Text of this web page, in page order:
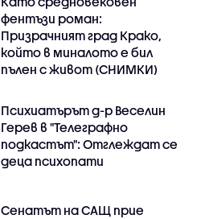
фентъзи роман:
Призрачният град Крако,
който в миналото е бил
пълен с живот (СНИМКИ)
Психиатърът д-р Веселин
Герев в "Телеграфно
подкастът": Отглеждат се
деца психопати
Сенатът на САЩ прие